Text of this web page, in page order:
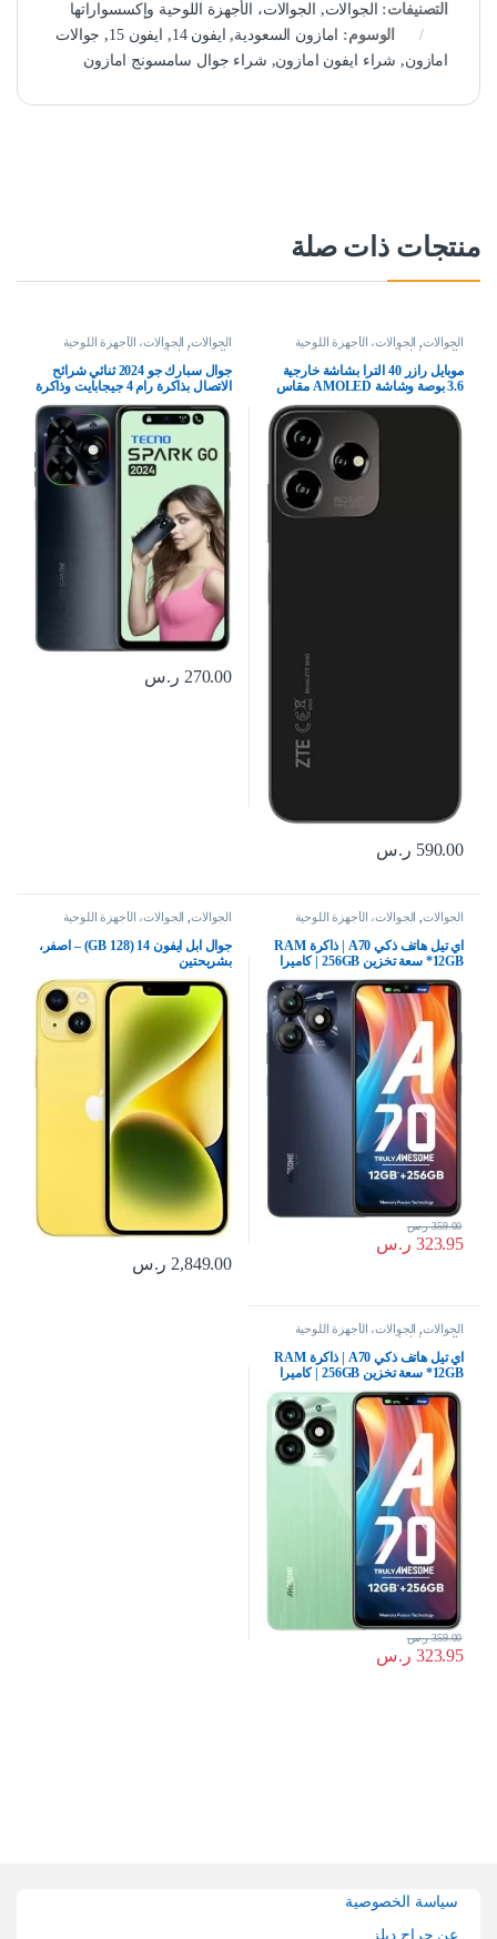
التصنيفات: الجوالات, الجوالات، الأجهزة اللوحية وإكسسواراتها
الوسوم: امازون السعودية, ايفون 14 , ايفون 15 , جوالات
امازون, شراء ايفون امازون, شراء جوال سامسونج امازون
منتجات ذات صلة
الجوالات, الجوالات، الأجهزة اللوحية
وإكسسواراتها
موبايل رازر 40 الترا بشاشة خارجية
3.6 بوصة وشاشة AMOLED مقاس
ميجابكسل وشحن توربو باور 30 وات
واندرويد 13 و8 256 جيجابايت فيفا
ماجنتا من موتورولا، شفاف، شريحة
590.00 ر.س
الجوالات, الجوالات، الأجهزة اللوحية
وإكسسواراتها
جوال سبارك جو 2024 ثنائي شرائح
الاتصال بذاكرة رام 4 جيجابايت وذاكرة
داخلية 64 جيجابايت ويدعم تقنية 4G –
اصدار الشرق الاوسط، أسود
270.00 ر.س
الجوالات الجوالات، الأجهزة اللوحية
وإكسسواراتها
اي تيل هاتف ذكي A70 | ذاكرة RAM
12GB* سعة تخزين 256GB | كاميرا
سيلفي بالذكاء الاصطناعي 8MP |
بطارية 5000mAh | شحن من النوع C
| شريط ديناميكي | اسود ستارليش،
بشريحتين
323.95 ر.س
359.00 ر.س
الجوالات الجوالات، الأجهزة اللوحية
وإكسسواراتها
جوال ابل ايفون 14 (128 GB) – اصفر،
بشريحتين
2,849.00 ر.س
الجوالات
الجوالات، الأجهزة اللوحية
وإكسسواراتها
اي تيل هاتف ذكي A70 | ذاكرة RAM
12GB* سعة تخزين 256GB | كاميرا
بطارية 5000mAh | شحن من النوع C
| شريط ديناميكي | اخضر، بشريحتين
323.95 ر.س
359.00 ر.س
سياسة الخصوصية
عن حراج ديلز